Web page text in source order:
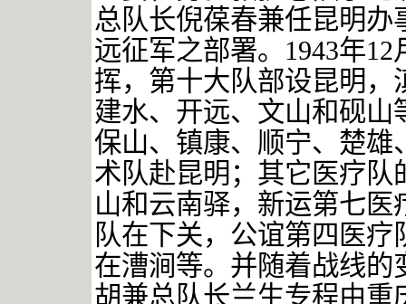
总队长倪葆春兼任昆明
远征军之部署。 1943年12
挥，第十大队部设昆明
建水、开远、文山和砚
保山、镇康、顺宁、楚雄
术队赴昆明；其它医疗
山和云南驿，新运第七
队在下关，公谊第四医
在漕涧等。并随着战线的
胡兼总队长兰生专程由